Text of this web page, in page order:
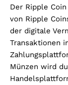
Der Ripple
von Ripple
der digitale
Transaktionen
Münzen wird